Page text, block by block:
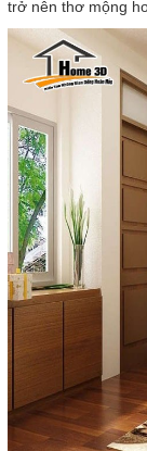
trở nên thơ mộng